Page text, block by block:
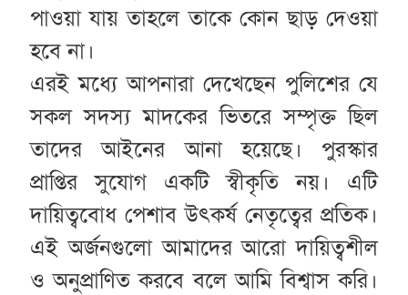
পাওয়া যায় তাহলে তাকে কোন ছাড় দেওয়া
হবে না।
এরই মধ্যে আপনারা দেখেছেন পুলিশের যে
সকল সদস্য মাদকের ভিতরে সম্পৃক্ত ছিল
তাদের আইনের আনা হয়েছে। পুরস্কার
প্রাপ্তির সুযোগ একটি স্বীকৃতি নয়। এটি
দায়িত্ববোধ পেশাব উৎকর্ষ নেতৃত্বের প্রতিক।
এই অর্জনগুলো আমাদের আরো দায়িত্বশীল
ও অনুপ্রাণিত করবে বলে আমি বিশ্বাস করি।